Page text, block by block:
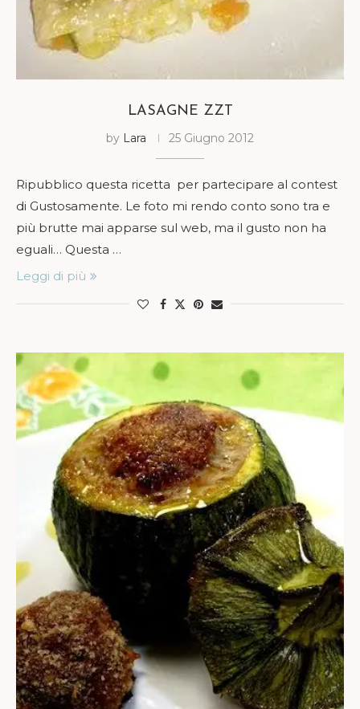
LASAGNE ZZT
by Lara 25 Giugno 2012
Ripubblico questa ricetta per partecipare al contest
di Gustosamente. Le foto mi rendo conto sono tra e
più brutte mai apparse sul web, ma il gusto non ha
eguali… Questa …
Leggi di più